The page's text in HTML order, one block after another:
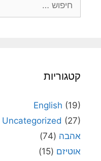
קטגוריות
English (19)
Uncategorized (27)
אהבה (74)
אוטיזם (15)